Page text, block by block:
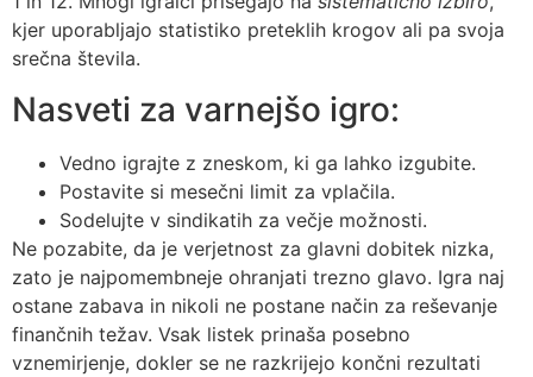
kjer uporabljajo statistiko preteklih krogov ali pa svoja
srečna števila.
Nasveti za varnejšo igro:
Vedno igrajte z zneskom, ki ga lahko izgubite.
Postavite si mesečni limit za vplačila.
Sodelujte v sindikatih za večje možnosti.
Ne pozabite, da je verjetnost za glavni dobitek nizka,
zato je najpomembneje ohranjati trezno glavo. Igra naj
ostane zabava in nikoli ne postane način za reševanje
finančnih težav. Vsak listek prinaša posebno
vznemirjenje, dokler se ne razkrijejo končni rezultati